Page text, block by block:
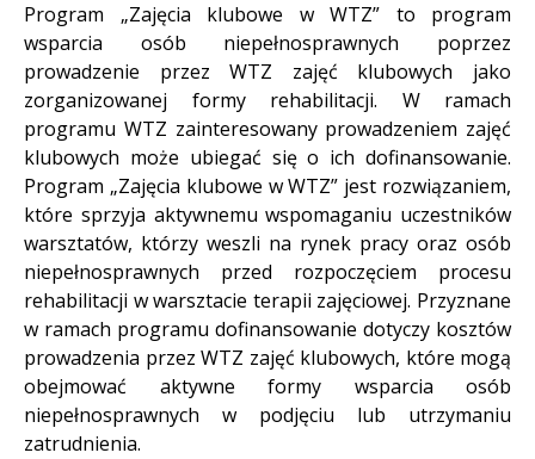
Program „Zajęcia klubowe w WTZ” to program
wsparcia osób niepełnosprawnych poprzez
prowadzenie przez WTZ zajęć klubowych jako
zorganizowanej formy rehabilitacji. W ramach
programu WTZ zainteresowany prowadzeniem zajęć
klubowych może ubiegać się o ich dofinansowanie.
Program „Zajęcia klubowe w WTZ” jest rozwiązaniem,
które sprzyja aktywnemu wspomaganiu uczestników
warsztatów, którzy weszli na rynek pracy oraz osób
niepełnosprawnych przed rozpoczęciem procesu
rehabilitacji w warsztacie terapii zajęciowej. Przyznane
w ramach programu dofinansowanie dotyczy kosztów
prowadzenia przez WTZ zajęć klubowych, które mogą
obejmować aktywne formy wsparcia osób
niepełnosprawnych w podjęciu lub utrzymaniu
zatrudnienia.